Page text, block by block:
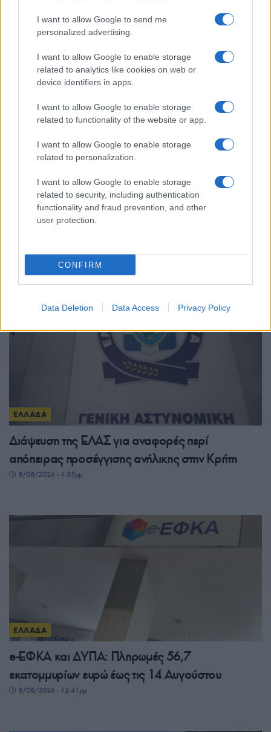
I want to allow Google to send me
personalized advertising.
I want to allow Google to enable storage
related to analytics like cookies on web or
device identifiers in apps.
I want to allow Google to enable storage
related to functionality of the website or app.
I want to allow Google to enable storage
related to personalization.
I want to allow Google to enable storage
related to security, including authentication
functionality and fraud prevention, and other
user protection.
CONFIRM
Data Deletion Data Access Privacy Policy
Λυκαβηττός: Εντοπισμός ανθρώπινης σορού σε
σπηλιά στους Αγίους Ισιδώρους
ΕΛΛΑΔΑ
Συναγερμός για ανέμους έως 9 μποφόρ και
ΕΛΛΑΔΑ
Διάψευση της ΕΛΑΣ για αναφορές περί
απόπειρας προσέγγισης ανήλικης στην Κρήτη
8/08/2026 - 1:35μμ
ΕΛΛΑΔΑ
e-ΕΦΚΑ και ΔΥΠΑ: Πληρωμές 56,7
εκατομμυρίων ευρώ έως τις 14 Αυγούστου
8/08/2026 - 12:41μμ